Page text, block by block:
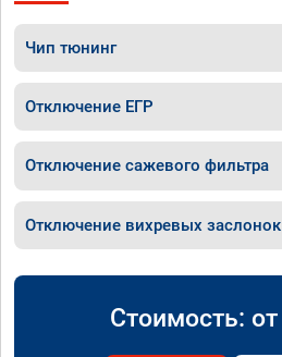
Чип тюнинг
Отключение ЕГР
Отключение сажевого фильтра
Отключение вихревых заслонок
Стоимость: от